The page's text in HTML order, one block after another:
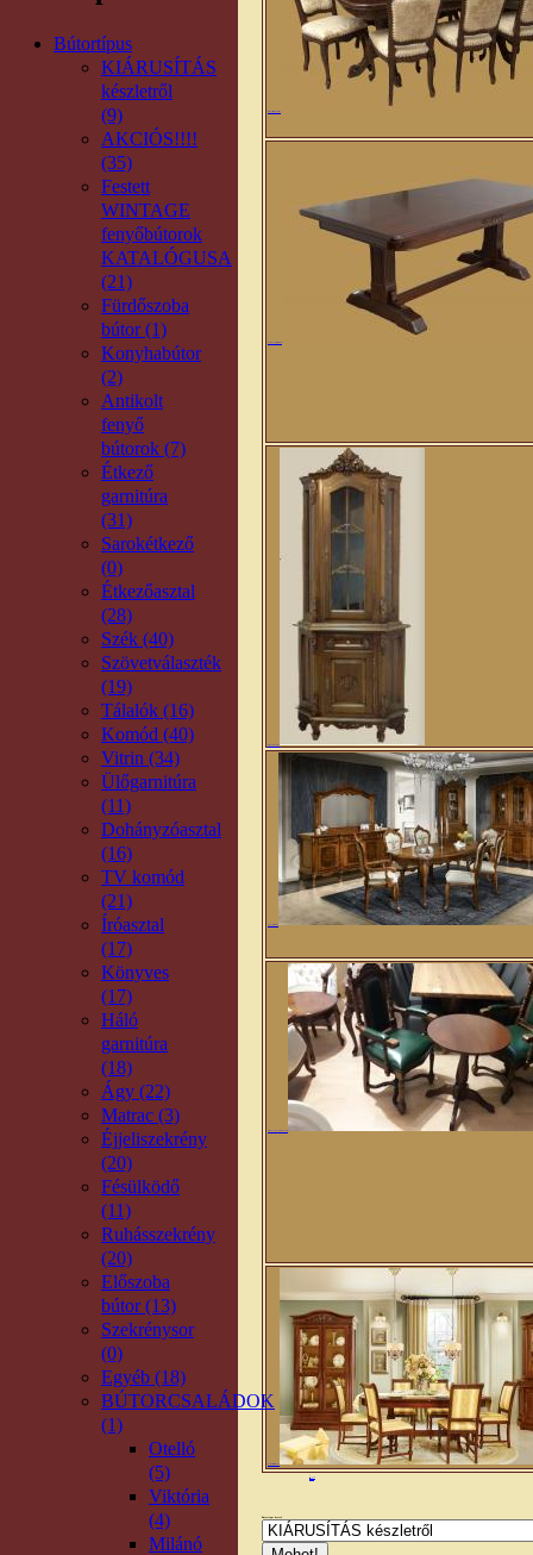
Bútortípus
KIÁRUSÍTÁS
készletről
(9)
AKCIÓS!!!!
(35)
Festett
WINTAGE
fenyőbútorok
KATALÓGUSA
(21)
Fürdőszoba
bútor (1)
Konyhabútor
(2)
Antikolt
fenyő
bútorok (7)
Étkező
garnitúra
(31)
Sarokétkező
(0)
Étkezőasztal
(28)
Szék (40)
Szövetválaszték
(19)
Tálalók (16)
Komód (40)
Vitrin (34)
Ülőgarnitúra
(11)
Dohányzóasztal
(16)
TV komód
(21)
Íróasztal
(17)
Könyves
(17)
Háló
garnitúra
(18)
Ágy (22)
Matrac (3)
Éjjeliszekrény
(20)
Fésülködő
(11)
Ruhásszekrény
(20)
Előszoba
bútor (13)
Szekrénysor
(0)
Egyéb (18)
BÚTORCSALÁDOK
(1)
Otelló
(5)
Viktória
(4)
Milánó